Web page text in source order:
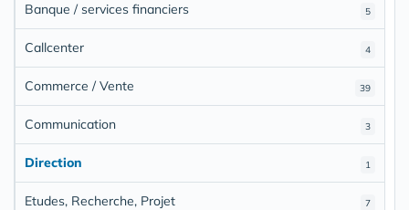
5
Banque / services financiers
4
Callcenter
39
Commerce / Vente
3
Communication
1
Direction
7
Etudes, Recherche, Projet